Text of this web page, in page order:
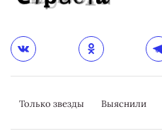
Только звезды Выяснили